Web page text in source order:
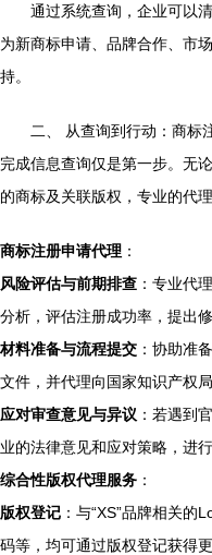
通过系统查询，企业可以
为新商标申请、品牌合作、市
持。
二、 从查询到行动：商标
完成信息查询仅是第一步。无
的商标及关联版权，专业的代
商标注册申请代理 ：
风险评估与前期排查 ：专业代
分析，评估注册成功率，提出
材料准备与流程提交 ：协助准
文件，并代理向国家知识产权
应对审查意见与异议 ：若遇到
业的法律意见和应对策略，进
综合性版权代理服务 ：
版权登记 ：与“XS”品牌相关
码等，均可通过版权登记获得